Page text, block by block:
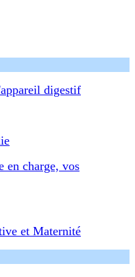
digestif
en charge, vos
et Maternité